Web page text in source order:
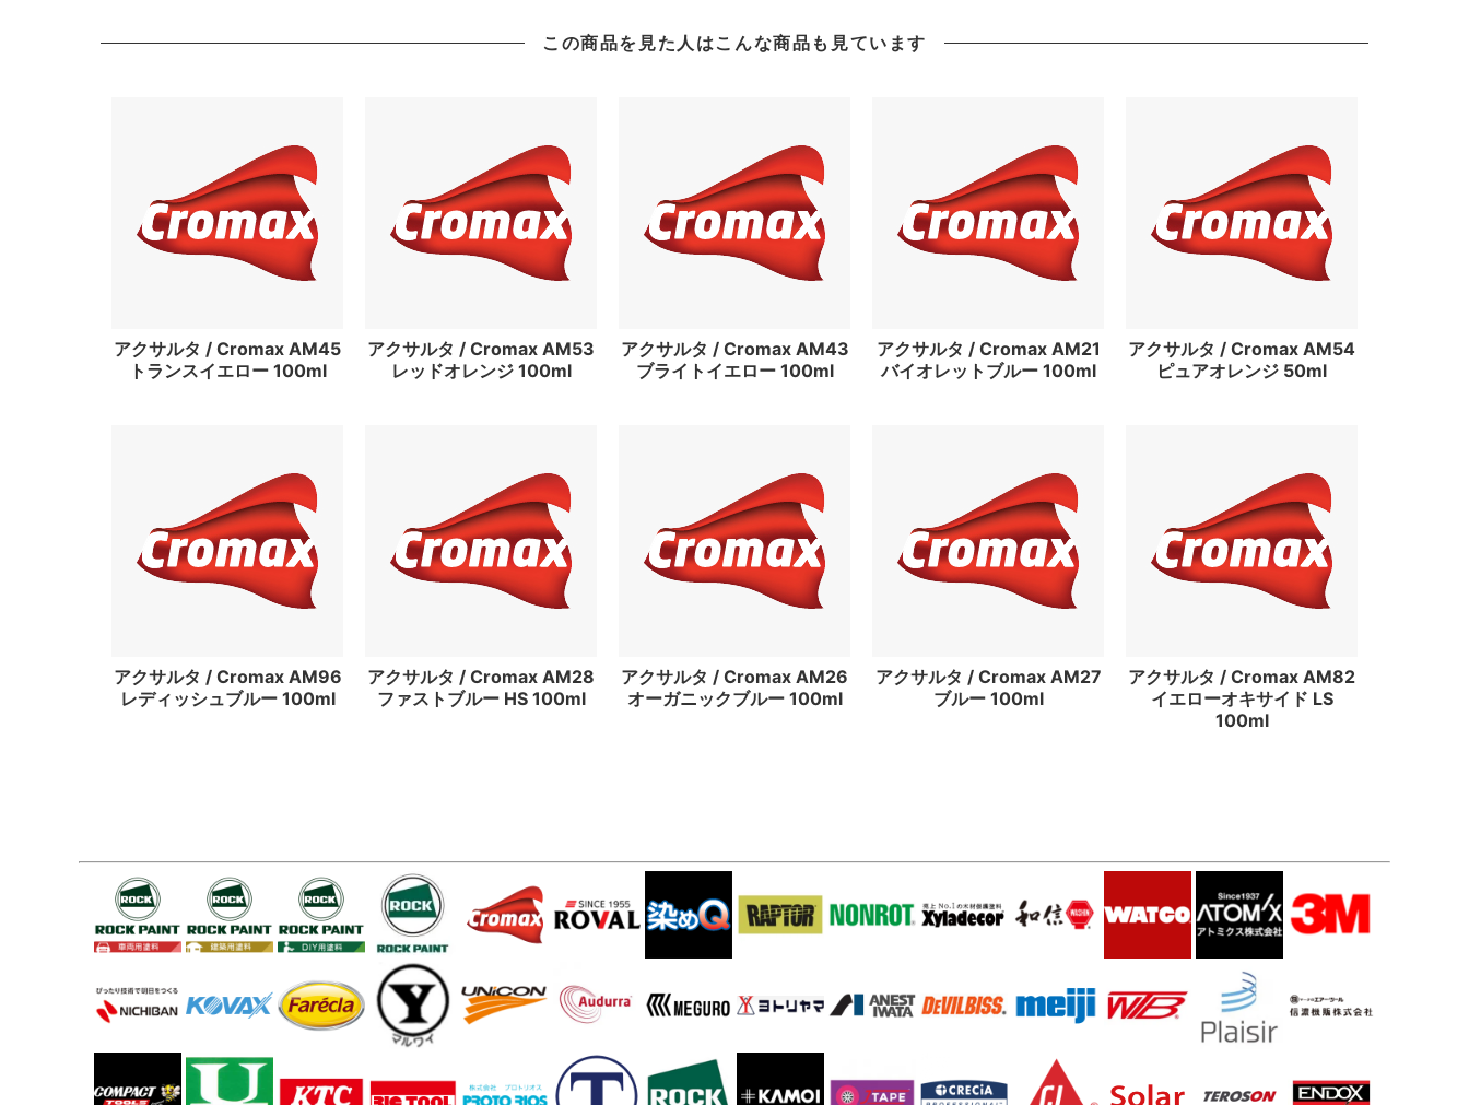
この商品を見た人はこんな商品も見ています
アクサルタ / Cromax AM45
トランスイエロー 100ml
アクサルタ / Cromax AM53
レッドオレンジ 100ml
アクサルタ / Cromax AM43
ブライトイエロー 100ml
アクサルタ / Cromax AM21
バイオレットブルー 100ml
アクサルタ / Cromax AM54
ピュアオレンジ 50ml
アクサルタ / Cromax AM96
レディッシュブルー 100ml
アクサルタ / Cromax AM28
ファストブルー HS 100ml
アクサルタ / Cromax AM26
オーガニックブルー 100ml
アクサルタ / Cromax AM27
ブルー 100ml
アクサルタ / Cromax AM82
イエローオキサイド LS
100ml